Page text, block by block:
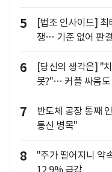
5
[법조 인사이드]
쟁… 기준 없어 판
6
[당신의 생각은] "
못?"… 커플 싸움도
7
반도체 공장 통째
통신 병목"
8
"주가 떨어지니 약